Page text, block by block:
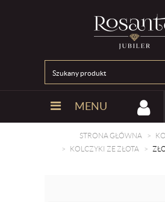
MENU
STRONA GŁÓWNA
KOLCZYKI ZE ZŁOTA